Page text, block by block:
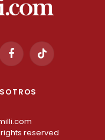
FacebookTikTok
reserved